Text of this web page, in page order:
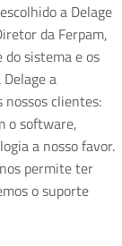
a Delage
da Ferpam,
do sistema e os
a
nossos clientes:
o software,
a nosso favor.
permite ter
o suporte